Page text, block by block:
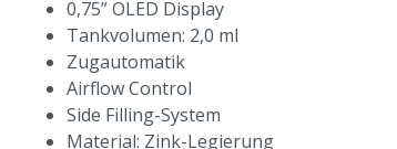
0,75” OLED Display
Tankvolumen: 2,0 ml
Zugautomatik
Airflow Control
Side Filling-System
Material: Zink-Legierung